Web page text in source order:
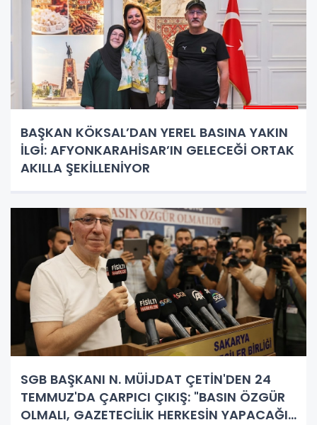
BAŞKAN KÖKSAL’DAN YEREL BASINA YAKIN
İLGİ: AFYONKARAHİSAR’IN GELECEĞİ ORTAK
AKILLA ŞEKİLLENİYOR
SGB BAŞKANI N. MÜİJDAT ÇETİN'DEN 24
TEMMUZ'DA ÇARPICI ÇIKIŞ: "BASIN ÖZGÜR
OLMALI, GAZETECİLİK HERKESİN YAPACAĞI